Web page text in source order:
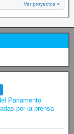
Ver proyectos »
Parlamento
por la prensa